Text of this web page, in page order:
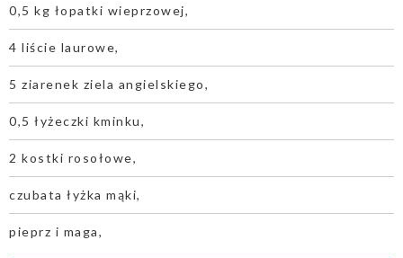
0,5 kg łopatki wieprzowej,
4 liście laurowe,
5 ziarenek ziela angielskiego,
0,5 łyżeczki kminku,
2 kostki rosołowe,
czubata łyżka mąki,
pieprz i maga,